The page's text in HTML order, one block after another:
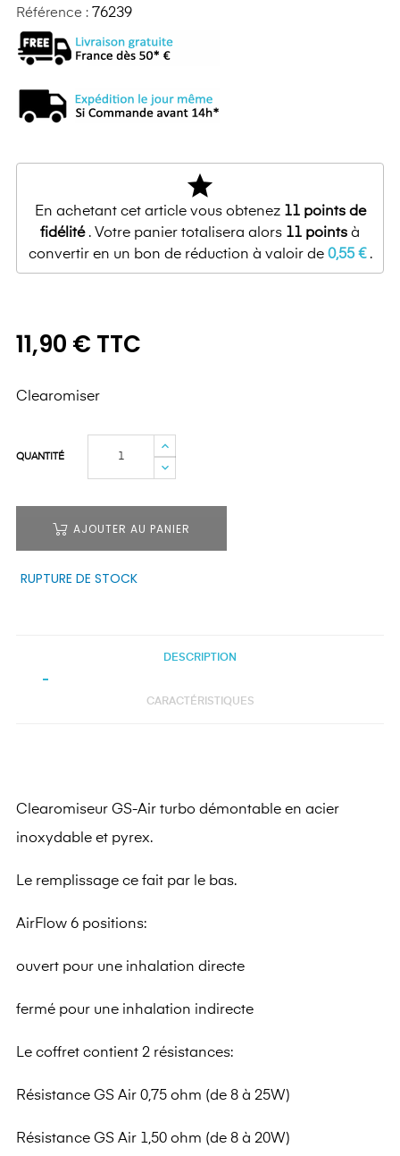
Référence : 76239
star
En achetant cet article vous obtenez 11points de
fidélité. Votre panier totalisera alors 11 points à
convertir en un bon de réduction à valoir de 0,55 €.
11,90 € TTC
Clearomiser
QUANTITÉ
AJOUTER AU PANIER
RUPTURE DE STOCK
DESCRIPTION
CARACTÉRISTIQUES
Clearomiseur GS-Air turbo démontable en acier
inoxydable et pyrex.
Le remplissage ce fait par le bas.
AirFlow 6 positions:
ouvert pour une inhalation directe
fermé pour une inhalation indirecte
Le coffret contient 2 résistances:
Résistance GS Air 0,75 ohm (de 8 à 25W)
Résistance GS Air 1,50 ohm (de 8 à 20W)